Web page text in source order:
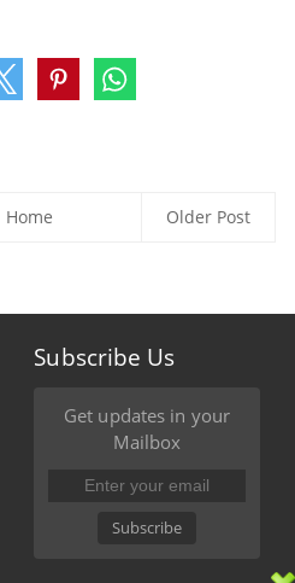
Older Post
Home
Subscribe Us
Get updates in your
Mailbox
Subscribe